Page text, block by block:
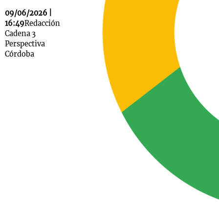
09/06/2026 |
16:49Redacción
Cadena 3
Perspectiva
Córdoba